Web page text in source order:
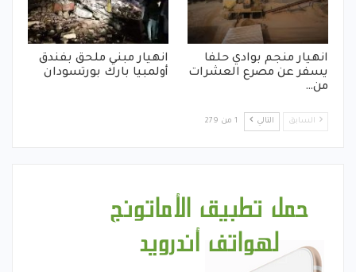
انهيار منجم بوادي حلفا
يسفر عن مصرع العشرات
من…
انهيار مبني ملحق بفندق
أولمبيا بارك بورتسودان
السابق التالي 1 من 279